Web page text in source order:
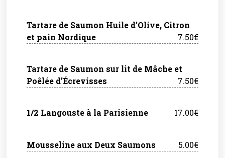
Tartare de Saumon Huile d’Olive, Citron
et pain Nordique
7.50€
Tartare de Saumon sur lit de Mâche et
Poêlée d’Écrevisses
7.50€
1/2 Langouste à la Parisienne 17.00€
Mousseline aux Deux Saumons 5.00€